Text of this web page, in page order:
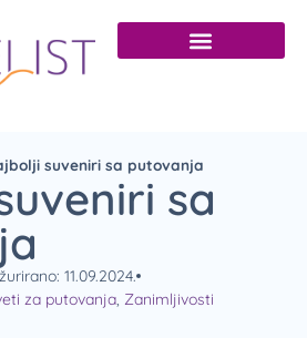
suveniri sa putovanja
sa
11.09.2024.
za putovanja, Zanimljivosti